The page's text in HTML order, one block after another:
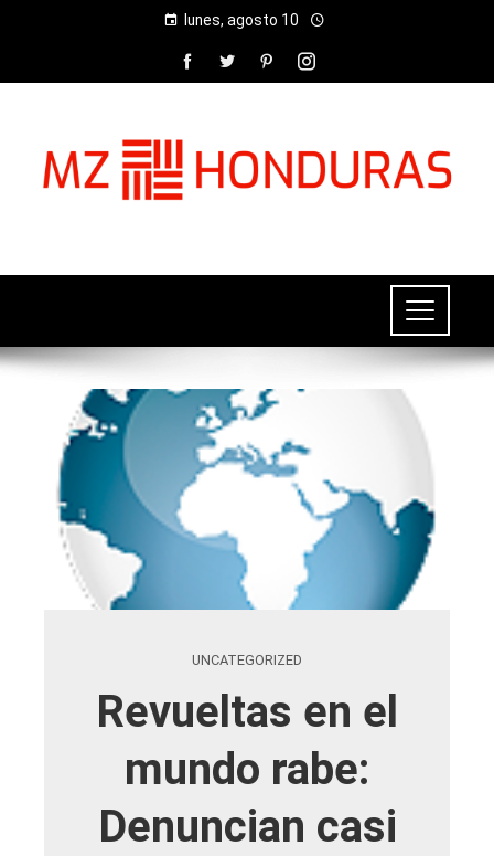
lunes, agosto 10
UNCATEGORIZED
Revueltas en el
mundo rabe:
Denuncian casi